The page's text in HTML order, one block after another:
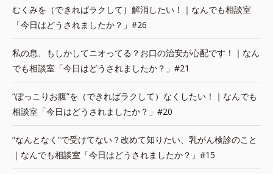
むくみを（できればラクして）解消したい！｜なんでも相談室
「今日はどうされましたか？」#26
私の息、もしかしてニオってる？お口の治安が心配です！｜なん
でも相談室「今日はどうされましたか？」#21
“ぽっこりお腹”を（できればラクして）なくしたい！｜なんでも
相談室「今日はどうされましたか？」#20
“なんとなく”で受けてない？改めて知りたい、乳がん検診のこと
｜なんでも相談室「今日はどうされましたか？」#15